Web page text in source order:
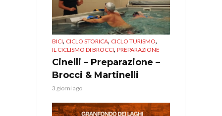
BICI, CICLO STORICA, CICLO TURISMO,
IL CICLISMO DI BROCCI, PREPARAZIONE
Cinelli – Preparazione –
Brocci & Martinelli
3 giorni ago